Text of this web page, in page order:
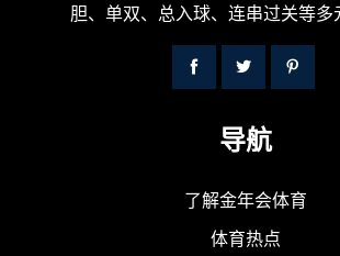
胆、单双、总入球、连串过关等多
导航
了解金年会体育
体育热点